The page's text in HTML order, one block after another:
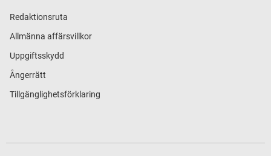
Redaktionsruta
Allmänna affärsvillkor
Uppgiftsskydd
Ångerrätt
Tillgänglighetsförklaring